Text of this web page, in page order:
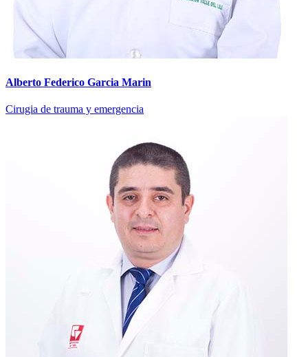
Alberto Federico Garcia Marin
Cirugia de trauma y emergencia